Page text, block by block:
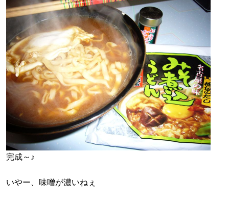
完成～♪
いやー、味噌が濃いねぇ